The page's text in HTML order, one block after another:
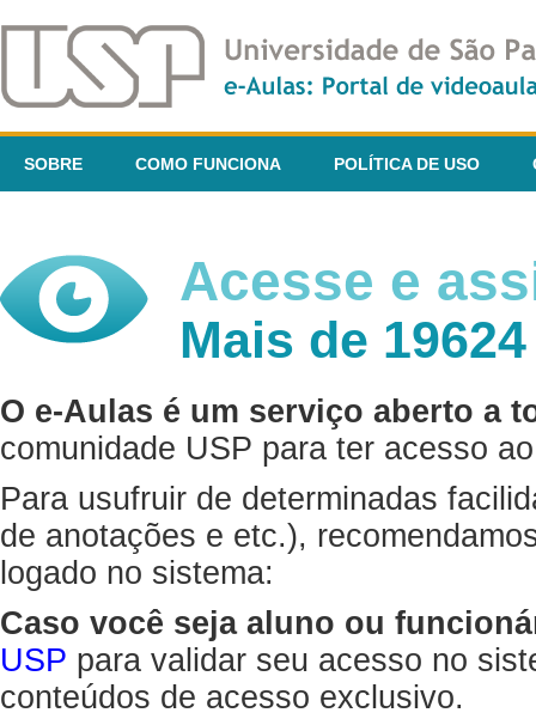
SOBRE COMO FUNCIONA POLÍTICA DE USO
Acesse e
Mais de
O e-Aulas é um serviço aberto a
comunidade USP para ter acesso
Para usufruir de determinadas
de anotações e etc.),
logado no sistema:
Caso você seja aluno ou
USP para validar seu acesso no
conteúdos de acesso exclusivo.